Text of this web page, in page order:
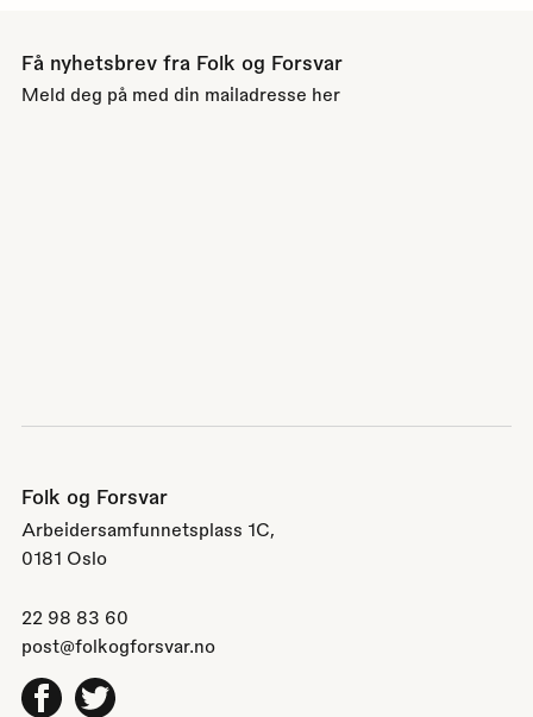
Få nyhetsbrev fra Folk og Forsvar
Meld deg på med din mailadresse her
Folk og Forsvar
Arbeidersamfunnetsplass 1C,
0181 Oslo
22 98 83 60
post@folkogforsvar.no
Facebook
Twitter